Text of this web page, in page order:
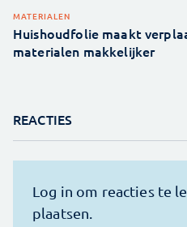
MATERIALEN
Huishoudfolie maakt
materialen makkelijker
REACTIES